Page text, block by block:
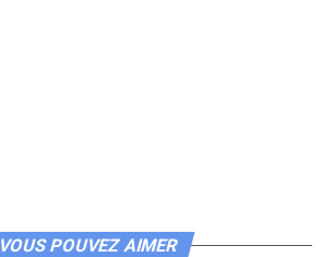
VOUS POUVEZ AIMER